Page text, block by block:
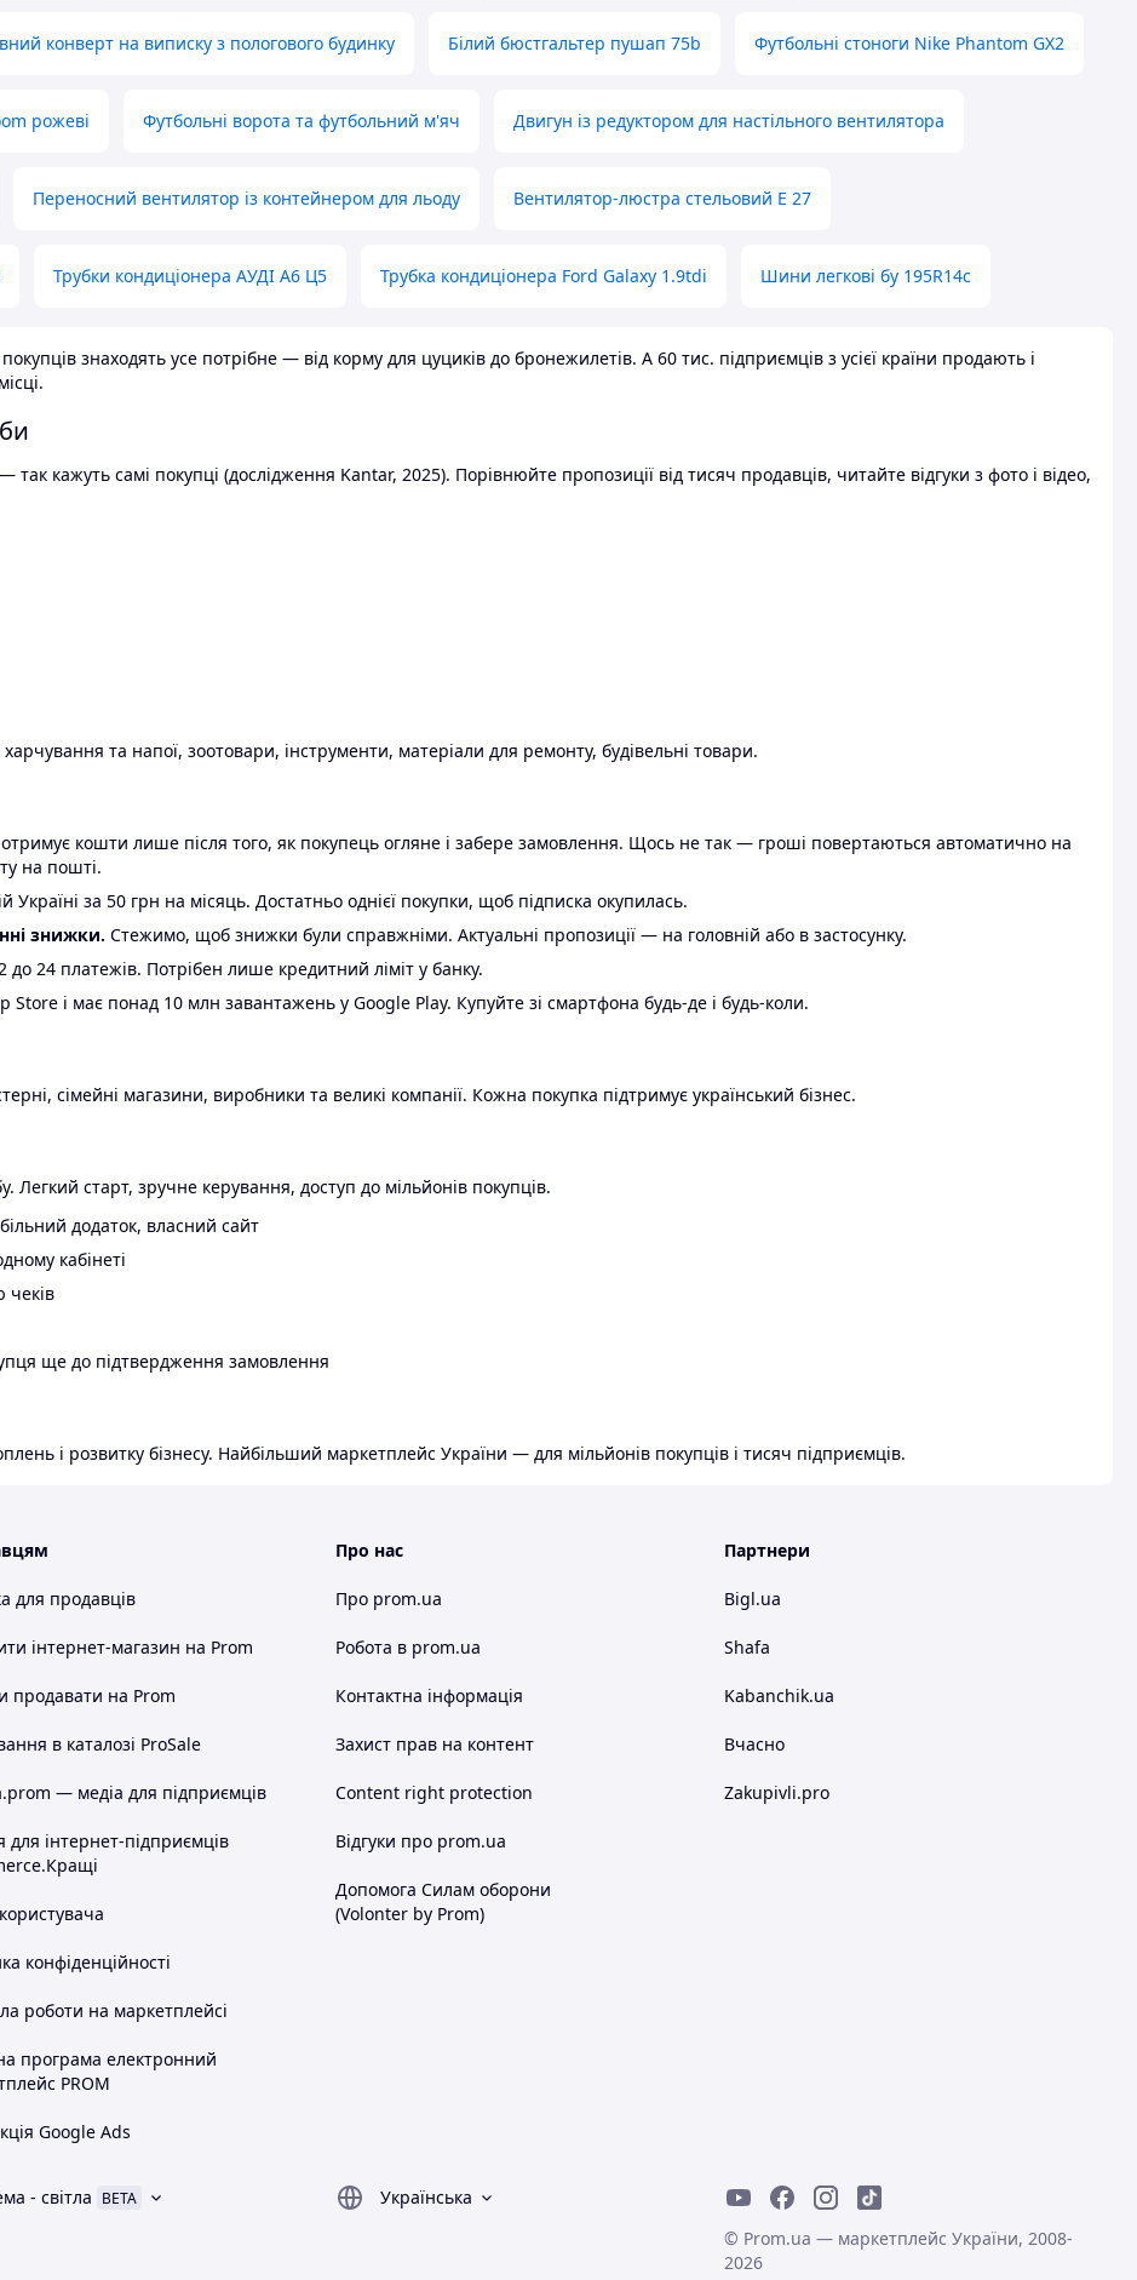
конверт на виписку з пологового будинку Білий бюстгальтер пушап 75b Футбольні стоноги Nike Phantom GX2
рожеві Футбольні ворота та футбольний м'яч Двигун із редуктором для настільного вентилятора
Переносний вентилятор із контейнером для льоду Вентилятор-люстра стельовий E 27
Трубки кондиціонера АУДІ А6 Ц5 Трубка кондиціонера Ford Galaxy 1.9tdi Шини легкові бу 195R14c
знаходять усе потрібне — від корму для цуциків до бронежилетів. А 60 тис. підприємців з усієї країни продають і
кажуть самі покупці (дослідження Kantar, 2025). Порівнюйте пропозиції від тисяч продавців, читайте відгуки з фото і відео,
та напої, зоотовари, інструменти, матеріали для ремонту, будівельні товари.
кошти лише після того, як покупець огляне і забере замовлення. Щось не так — гроші повертаються автоматично на
на пошті.
за 50 грн на місяць. Достатньо однієї покупки, щоб підписка окупилась.
знижки. Стежимо, щоб знижки були справжніми. Актуальні пропозиції — на головній або в застосунку.
до 24 платежів. Потрібен лише кредитний ліміт у банку.
Store і має понад 10 млн завантажень у Google Play. Купуйте зі смартфона будь-де і будь-коли.
сімейні магазини, виробники та великі компанії. Кожна покупка підтримує український бізнес.
старт, зручне керування, доступ до мільйонів покупців.
додаток, власний сайт
кабінеті
чеків
ще до підтвердження замовлення
і розвитку бізнесу. Найбільший маркетплейс України — для мільйонів покупців і тисяч підприємців.
для продавців
інтернет-магазин на Prom
продавати на Prom
в каталозі ProSale
— медіа для підприємців
для інтернет-підприємців
конфіденційності
роботи на маркетплейсі
програма електронний
PROM
Google Ads
Про нас
Про prom.ua
Робота в prom.ua
Контактна інформація
Захист прав на контент
Content right protection
Відгуки про prom.ua
Допомога Силам оборони
(Volonter by Prom)
Партнери
Bigl.ua
Shafa
Kabanchik.ua
Вчасно
Zakupivli.pro
- світла BETA
Українська
© Prom.ua — маркетплейс України, 2008-
2026